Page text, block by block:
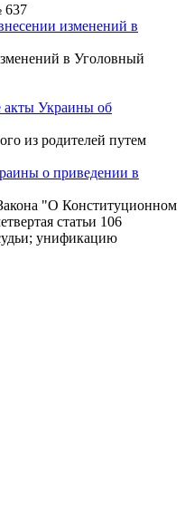
637
изменений в
в Уголовный
акты Украины об
из родителей путем
о приведении в
"О Конституционном
статьи 106
унификацию